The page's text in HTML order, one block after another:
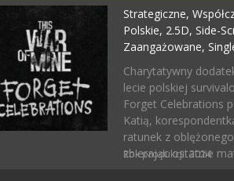
Strategiczne,
Polskie, 2.5D,Side-
Zaangażowane,
Charytatywny
lecie polskiej
Forget Celebrations
Katią,
ratunek z
zbierając ostatnie
Rok produkcji: 2024